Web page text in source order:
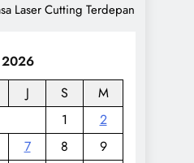
Laser Cutting Terdepan
J S
M
1
2
7 8
9